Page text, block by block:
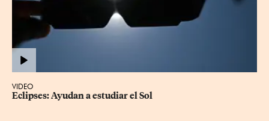
VIDEO
Eclipses: Ayudan a estudiar el Sol